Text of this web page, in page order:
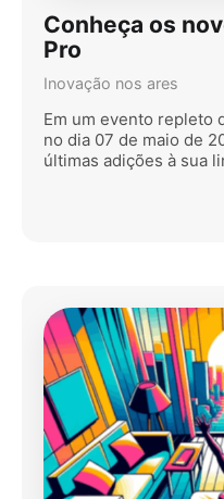
Conheça os
Pro
Inovação nos ares
Em um evento repleto
no dia 07 de maio de
últimas adições à sua